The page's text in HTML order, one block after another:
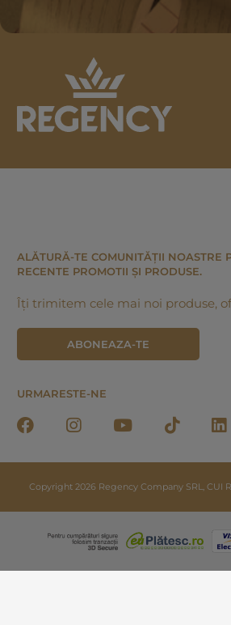
ALĂTURĂ-TE COMUNITĂȚII NOASTRE
RECENTE PROMOTII ȘI PRODUSE.
Îți trimitem cele mai noi produse,
ABONEAZA-TE
URMARESTE-NE
Copyright 2026 Regency Company SRL, CUI